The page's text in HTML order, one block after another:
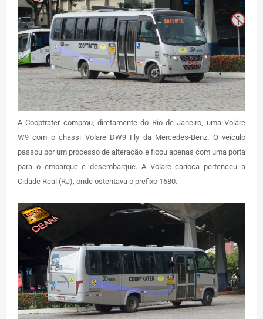
A Cooptrater comprou, diretamente do Rio de Janeiro, uma Volare
W9 com o chassi Volare DW9 Fly da Mercedes-Benz. O veículo
passou por um processo de alteração e ficou apenas com uma porta
para o embarque e desembarque. A Volare carioca pertenceu a
Cidade Real (RJ), onde ostentava o prefixo 1680.